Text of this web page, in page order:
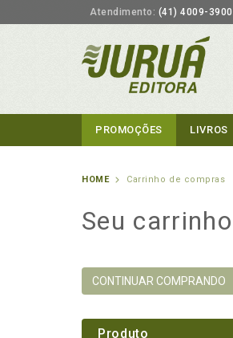
Atendimento: (41) 4009-3900
PROMOÇÕES LIVROS
HOME Carrinho de compras
Seu carrinho
CONTINUAR COMPRANDO
Produto